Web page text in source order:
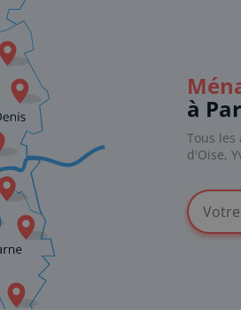
à
Tous les
d'Oise,